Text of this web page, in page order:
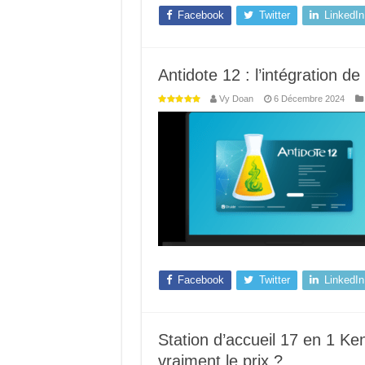
Facebook Twitter LinkedIn
Antidote 12 : l’intégration
Vy Doan 6 Décembre 2024
Facebook Twitter LinkedIn
Station d’accueil 17 en 1
vraiment le prix ?